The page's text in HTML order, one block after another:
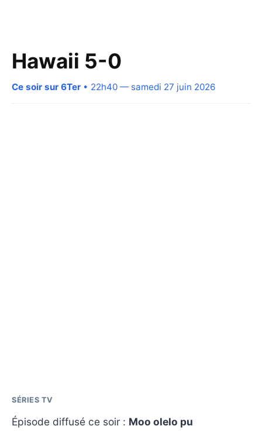
Hawaii 5-0
Ce soir sur 6Ter • 22h40 — samedi 27 juin 2026
SÉRIES TV
Épisode diffusé ce soir : Moo olelo pu